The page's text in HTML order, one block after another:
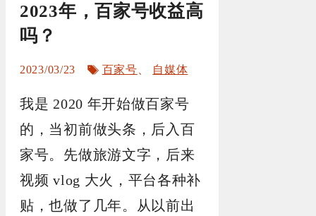
2023年，百家号收益高
吗？
2023/03/23
标
百家号 自媒体
我是 2020 年开始做百家号
的，当初前做头条，后入百
家号。先做旅游文字，后来
视频 vlog 大火，平台各种补
贴，也做了几年。从以前出